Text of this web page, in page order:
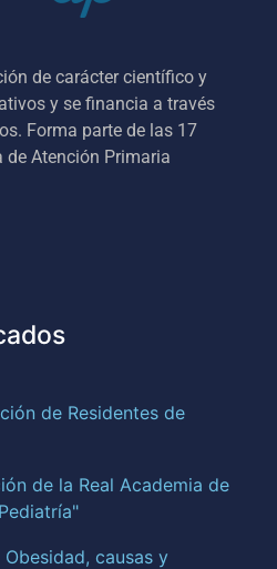
de carácter científico y
y se financia a través
Forma parte de las 17
de Atención Primaria
de Residentes de
de la Real Academia de
Obesidad, causas y